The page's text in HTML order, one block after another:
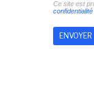
Ce site est
confidentialité